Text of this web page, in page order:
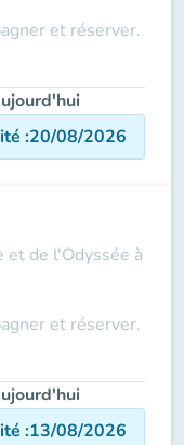
et réserver.
:20/08/2026
et de l'Odyssée à
et réserver.
:13/08/2026